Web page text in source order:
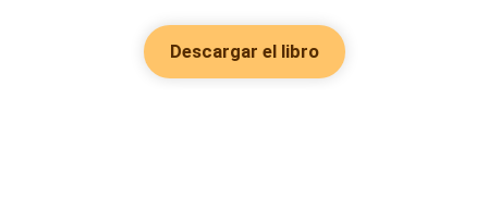
Descargar el libro